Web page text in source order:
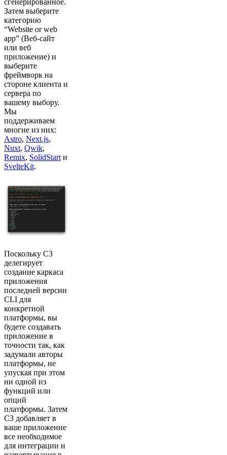
сгенерированное.
Затем выберите
категорию
“Website or web
app” (Веб-сайт
или веб
приложение) и
выберите
фреймворк на
стороне клиента и
сервера по
вашему выбору.
Мы
поддерживаем
многие из них:
Astro, Next.js,
Nuxt, Qwik,
Remix, SolidStartи
SvelteKit.
Поскольку C3
делегирует
создание каркаса
приложения
последней версии
CLI для
конкретной
платформы, вы
будете создавать
приложение в
точности так, как
задумали авторы
платформы, не
упуская при этом
ни одной из
функций или
опций
платформы. Затем
C3 добавляет в
ваше приложение
все необходимое
для интеграции и